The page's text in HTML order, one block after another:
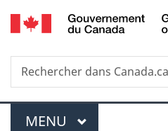
Recherche
Rechercher
dans
Menu
MENU PRINCIPAL